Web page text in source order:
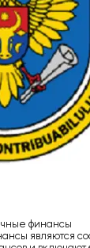
финансы
являются